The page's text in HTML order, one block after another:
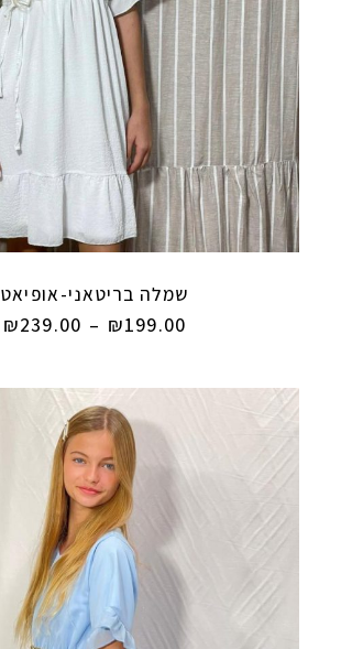
שמלה בריטאני-אופיאט
₪199.00
–
₪239.00